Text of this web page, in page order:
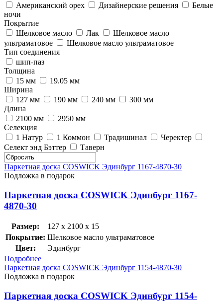
Американский орех
Дизайнерские решения
Белые
ночи
Покрытие
Шелковое масло
Лак
Шелковое масло
ультраматовое
Шелковое масло ультраматовое
Тип соединения
шип-паз
Толщина
15 мм
19.05 мм
Ширина
127 мм
190 мм 240 мм
300 мм
Длина
2100 мм
2950 мм
Селекция
1 Натур
1 Коммон Традишинал
Черектер
Селект энд Бэттер
Таверн
Паркетная доска COSWICK Эдинбург 1167-4870-30
Подложка в подарок
Паркетная доска COSWICK Эдинбург 1167-
4870-30
Размер:
127 x 2100 x 15
Покрытие: Шелковое масло ультраматовое
Цвет:
Эдинбург
Подробнее
Паркетная доска COSWICK Эдинбург 1154-4870-30
Подложка в подарок
Паркетная доска COSWICK Эдинбург 1154-